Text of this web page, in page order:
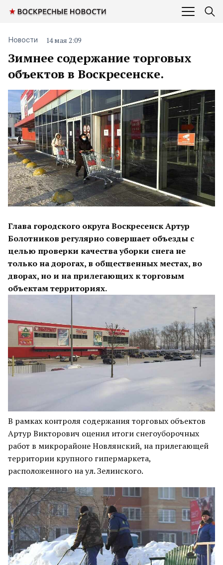
Зимнее содержание торговых
объектов в Воскресенске.
Новости 14 мая 2:09
Глава городского округа Воскресенск Артур
Болотников регулярно совершает объезды с
целью проверки качества уборки снега не
только на дорогах, в общественных местах, во
дворах, но и на прилегающих к торговым
объектам территориях.
В рамках контроля содержания торговых объектов
Артур Викторович оценил итоги снегоуборочных
работ в микрорайоне Новлянский, на прилегающей
территории крупного гипермаркета,
расположенного на ул. Зелинского.